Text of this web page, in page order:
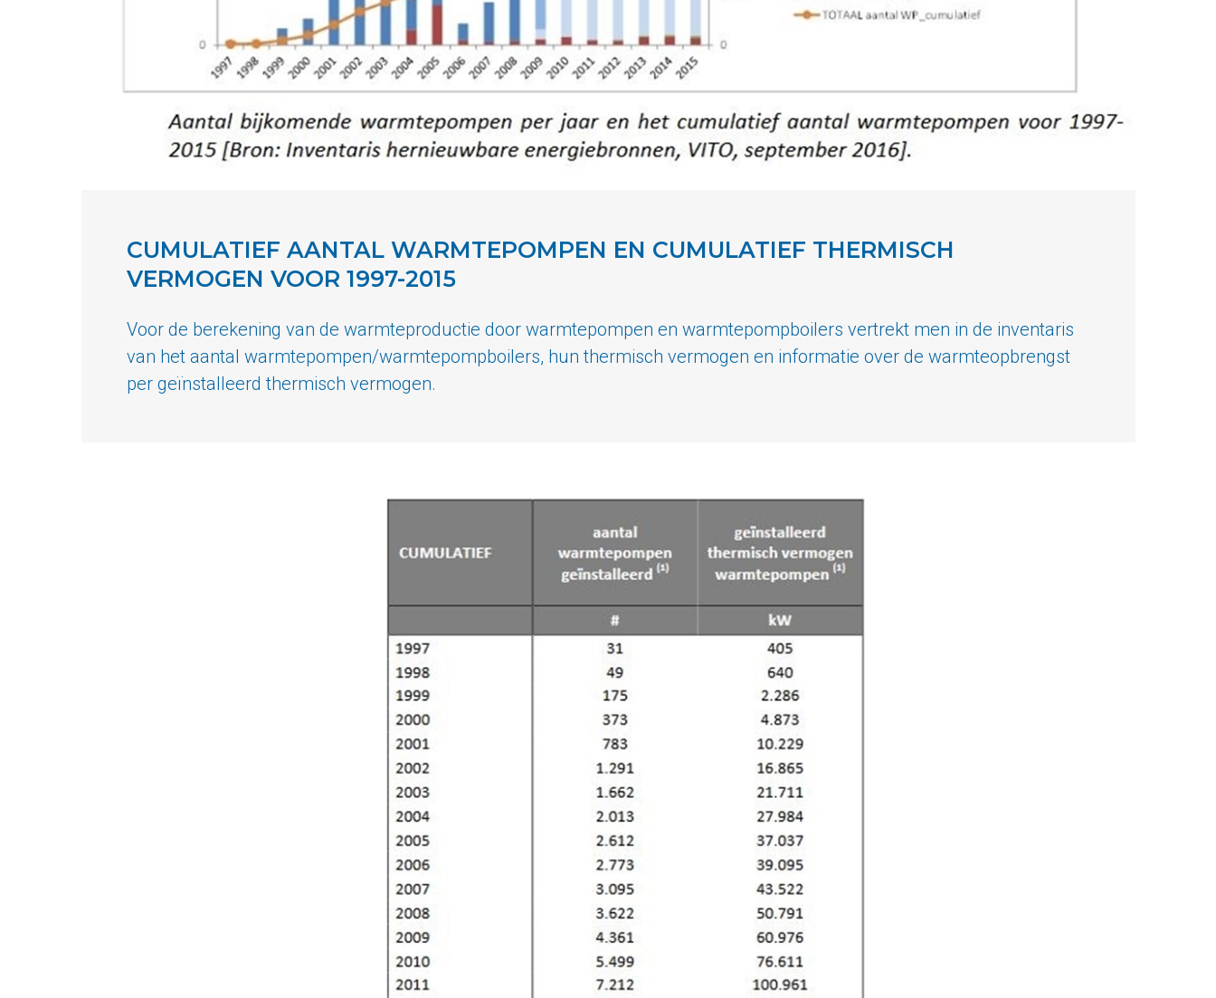
CUMULATIEF AANTAL WARMTEPOMPEN EN CUMULATIEF THERMISCH
VERMOGEN VOOR 1997-2015
Voor de berekening van de warmteproductie door warmtepompen en warmtepompboilers vertrekt men in de inventaris
van het aantal warmtepompen/warmtepompboilers, hun thermisch vermogen en informatie over de warmteopbrengst
per geïnstalleerd thermisch vermogen.